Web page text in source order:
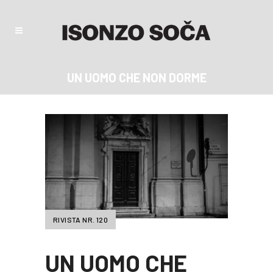
UN UOMO CHE NON DORME
RIVISTA NR. 120
UN UOMO CHE